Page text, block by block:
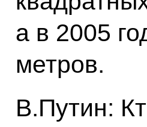
а в 2005
метров.
В.Путин: